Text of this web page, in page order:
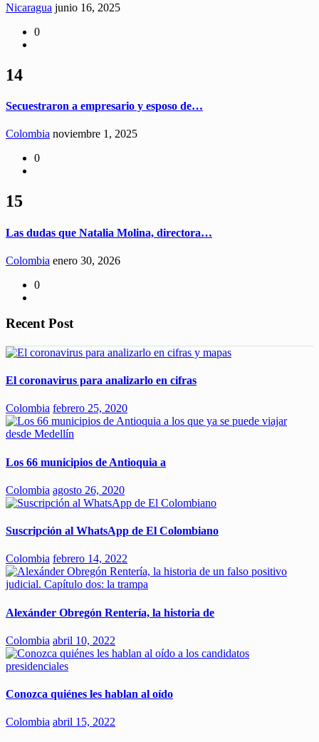
Nicaragua junio 16, 2025
0
14
Secuestraron a empresario y esposo de…
Colombia noviembre 1, 2025
0
15
Las dudas que Natalia Molina, directora…
Colombia enero 30, 2026
0
Recent Post
El coronavirus para analizarlo en cifras
Colombia febrero 25, 2020
Los 66 municipios de Antioquia a
Colombia agosto 26, 2020
Suscripción al WhatsApp de El Colombiano
Colombia febrero 14, 2022
Alexánder Obregón Rentería, la historia de
Colombia abril 10, 2022
Conozca quiénes les hablan al oído
Colombia abril 15, 2022